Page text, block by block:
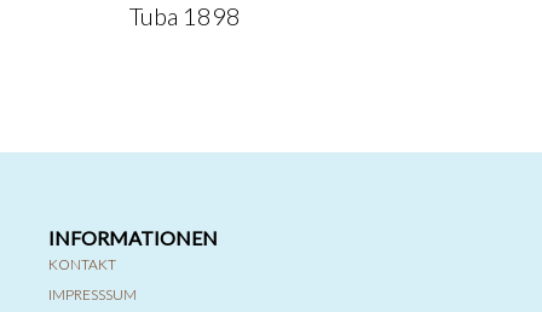
Tuba 1898
INFORMATIONEN
KONTAKT
IMPRESSSUM